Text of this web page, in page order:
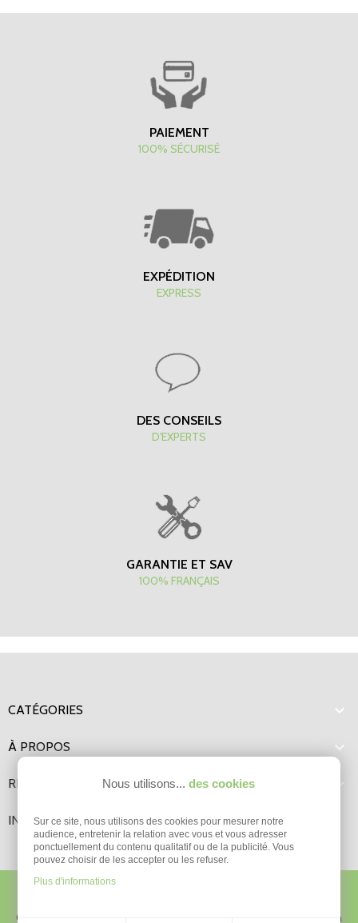
PAIEMENT
100% SÉCURISÉ
EXPÉDITION
EXPRESS
DES CONSEILS
D'EXPERTS
GARANTIE ET SAV
100% FRANÇAIS
CATÉGORIES 
À PROPOS 
RENSEIGNEMENTS
INFORMATIONS
Nous utilisons... des cookies
Sur ce site, nous utilisons des cookies pour mesurer notre
audience, entretenir la relation avec vous et vous adresser
ponctuellement du contenu qualitatif ou de la publicité. Vous
pouvez choisir de les accepter ou les refuser.
Plus d'informations
© 2026 - ELEVAGE PASSION ® - - Réalisation